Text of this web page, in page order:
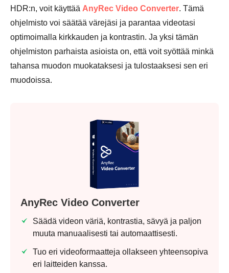
HDR:n, voit käyttää AnyRec Video Converter. Tämä
ohjelmisto voi säätää värejäsi ja parantaa videotasi
optimoimalla kirkkauden ja kontrastin. Ja yksi tämän
ohjelmiston parhaista asioista on, että voit syöttää minkä
tahansa muodon muokataksesi ja tulostaaksesi sen eri
muodoissa.
AnyRec Video Converter
Säädä videon väriä, kontrastia, sävyä ja paljon
muuta manuaalisesti tai automaattisesti.
Tuo eri videoformaatteja ollakseen yhteensopiva
eri laitteiden kanssa.